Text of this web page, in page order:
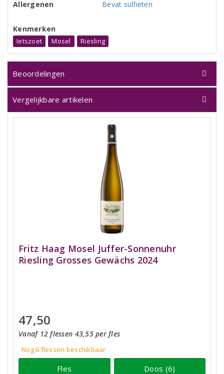
Allergenen Bevat sulfieten
Kenmerken
Ietszoet Mosel Riesling
Beoordelingen
Vergelijkbare artikelen
Fritz Haag Mosel Juffer-Sonnenuhr
Riesling Grosses Gewächs 2024
47,50
Vanaf 12 flessen 43,55 per fles
Nog 6 flessen beschikbaar
Fles Doos (6)